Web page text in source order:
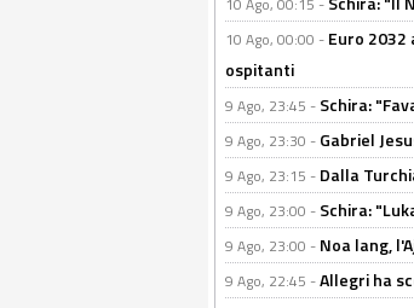
10 Ago, 00:00 - Euro
ospitanti
9 Ago, 23:45 - Schira:
9 Ago, 23:30 - Gabriel
9 Ago, 23:15 - Dalla
9 Ago, 23:00 - Schira:
9 Ago, 23:00 - Noa lang,
9 Ago, 22:45 -Allegri ha